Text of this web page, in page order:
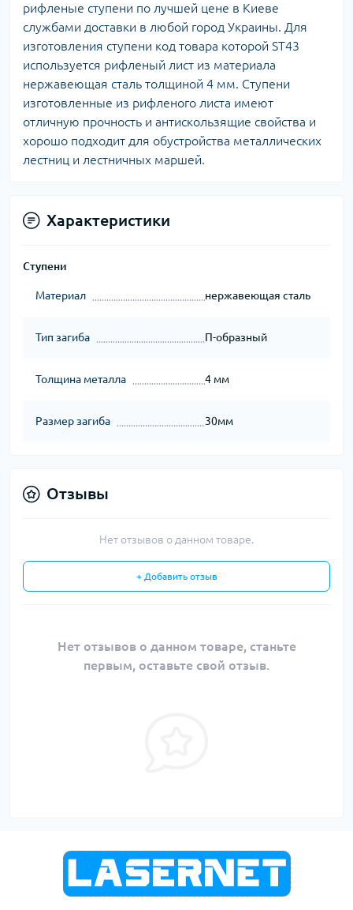
рифленые ступени по лучшей цене в Киеве
службами доставки в любой город Украины. Для
изготовления ступени код товара которой ST43
используется рифленый лист из материала
нержавеющая сталь толщиной 4 мм. Ступени
изготовленные из рифленого листа имеют
отличную прочность и антискользящие свойства и
хорошо подходит для обустройства металлических
лестниц и лестничных маршей.
Характеристики
Ступени
Материал нержавеющая сталь
Тип загиба П-образный
Толщина металла 4 мм
Размер загиба 30мм
Отзывы
Нет отзывов о данном товаре.
+ Добавить отзыв
Нет отзывов о данном товаре, станьте
первым, оставьте свой отзыв.